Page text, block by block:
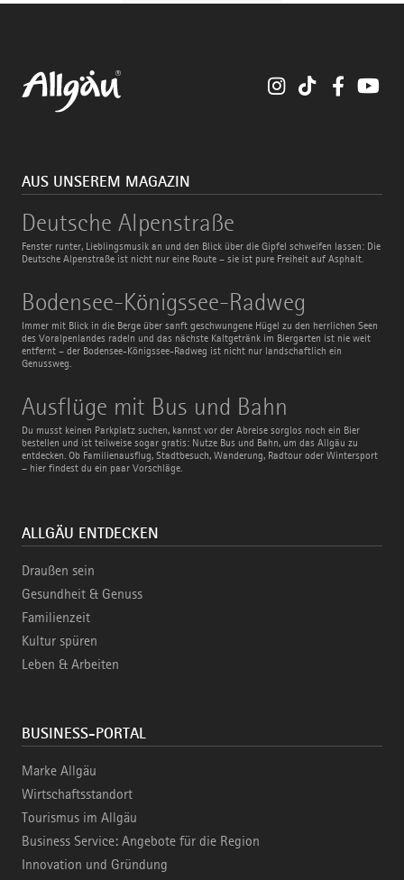
InstagramTikTok
AUS UNSEREM MAGAZIN
Deutsche Alpenstraße
Fenster runter, Lieblingsmusik an und den Blick über die Gipfel schweifen lassen: Die
Deutsche Alpenstraße ist nicht nur eine Route – sie ist pure Freiheit auf Asphalt.
Deutsche
Alpenstraße
Bodensee-Königssee-Radweg
Immer mit Blick in die Berge über sanft geschwungene Hügel zu den herrlichen Seen
des Voralpenlandes radeln und das nächste Kaltgetränk im Biergarten ist nie weit
entfernt – der Bodensee-Königssee-Radweg ist nicht nur landschaftlich ein
Genussweg.
Bodensee-
Königssee-
Radweg
Ausflüge mit Bus und Bahn
Du musst keinen Parkplatz suchen, kannst vor der Abreise sorglos noch ein Bier
bestellen und ist teilweise sogar gratis: Nutze Bus und Bahn, um das Allgäu zu
entdecken. Ob Familienausflug, Stadtbesuch, Wanderung, Radtour oder Wintersport
– hier findest du ein paar Vorschläge.
Ausflüge
mit
Bus
und
Bahn
ALLGÄU ENTDECKEN
Draußen sein
Gesundheit & Genuss
Familienzeit
Kultur spüren
Leben & Arbeiten
BUSINESS-PORTAL
Marke Allgäu
Wirtschaftsstandort
Tourismus im Allgäu
Business Service: Angebote für die Region
Innovation und Gründung